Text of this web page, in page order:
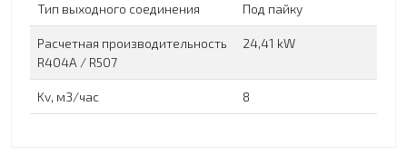
Тип выходного соединения Под пайку
Расчетная производительность
R404A / R507
24,41 kW
Kv, м3/час 8